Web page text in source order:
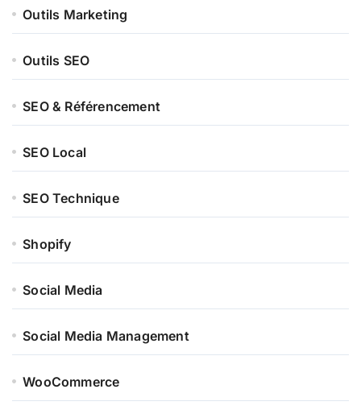
Outils Marketing
Outils SEO
SEO & Référencement
SEO Local
SEO Technique
Shopify
Social Media
Social Media Management
WooCommerce